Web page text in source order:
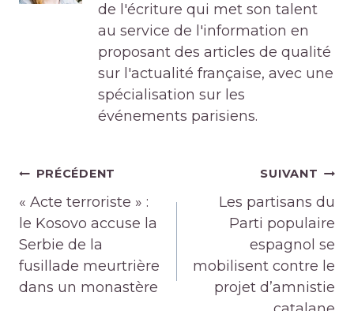
de l'écriture qui met son talent
au service de l'information en
proposant des articles de qualité
sur l'actualité française, avec une
spécialisation sur les
événements parisiens.
Navigation
de
l’article
PRÉCÉDENT
« Acte terroriste » :
le Kosovo accuse la
Serbie de la
fusillade meurtrière
dans un monastère
SUIVANT
Les partisans du
Parti populaire
espagnol se
mobilisent contre le
projet d’amnistie